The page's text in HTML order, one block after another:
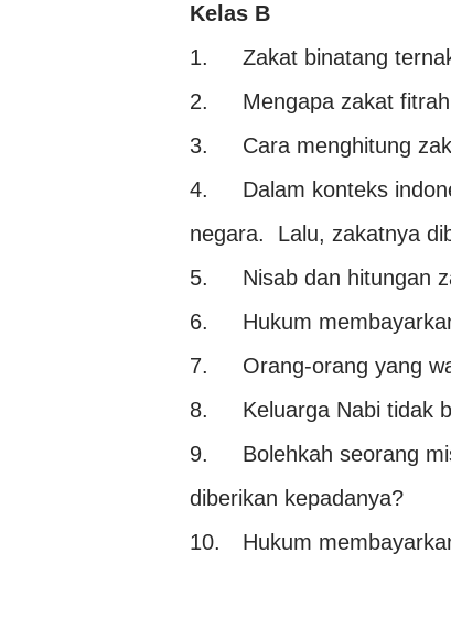
Kelas B
1.
Zakat binatang
2.
Mengapa zakat
3.
Cara menghitung
4.
Dalam konteks
negara. Lalu, zakatnya
5.
Nisab dan hitungan
6.
Hukum
7.
Orang-orang yang
8.
Keluarga Nabi tidak
9.
Bolehkah seorang
diberikan kepadanya?
10.
Hukum